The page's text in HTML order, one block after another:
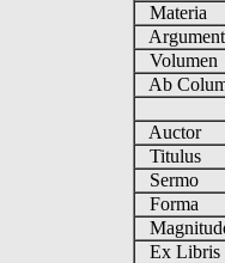
Materia
Volumen
Ab
Auctor
Titulus
Sermo
Forma
Ex Libris